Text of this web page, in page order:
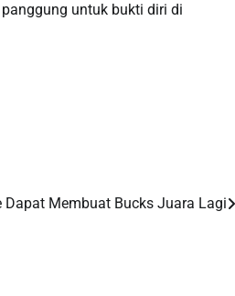
untuk bukti diri di
Dapat Membuat Bucks Juara Lagi